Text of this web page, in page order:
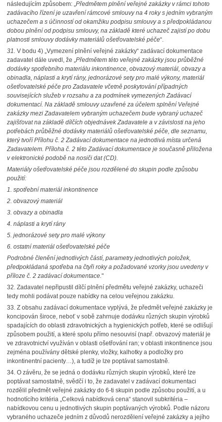
následujícím způsobem: „Předmětem plnění veřejné zakázky v rámci tohoto
zadávacího řízení je uzavření rámcové smlouvy na 4 roky s jedním vybraným
uchazečem a s účinností od okamžiku podpisu smlouvy a s předpokládanou
dobou plnění od podpisu smlouvy, na základě které uchazeč zajistí po dobu
platnosti smlouvy dodávky materiálů ošetřovatelské péče“.
31. V bodu 4) „Vymezení plnění veřejné zakázky“ zadávací dokumentace
zadavatel dále uvedl, že „Předmětem této veřejné zakázky jsou průběžné
dodávky spotřebního materiálu inkontinence, obvazový materiál, obvazy a
obinadla, náplasti a krytí rány, jednorázové sety pro malé výkony, materiál
ošetřovatelské péče pro Zadavatele včetně poskytování případných
souvisejících služeb v rozsahu a za podmínek vymezených Zadávací
dokumentací. Na základě smlouvy uzavřené za účelem splnění Veřejné
zakázky mezi Zadavatelem vybraným uchazečem bude vybraný uchazeč
zajišťovat na základě dílčích objednávek Zadavatele a v závislosti na jeho
potřebách průběžné dodávky materiálů ošetřovatelské péče, dle seznamu,
který tvoří Přílohu č. 2 Zadávací dokumentace na jednotlivá místa určená
Zadavatelem. Příloha č. 2 této Zadávací dokumentace je současně přiložena
v elektronické podobě na nosiči dat (CD).
Materiály ošetřovatelské péče jsou rozdělené do skupin podle způsobu
použití:
1. spotřební materiál inkontinence
2. obvazový materiál
3. obvazy a obinadla
4. náplasti a krytí rány
5. jednorázové sety pro malé výkony
6. ostatní materiál ošetřovatelské péče
Podrobné členění jednotlivých částí, parametry jednotlivých položek,
předpokládaná spotřeba na čtyři roky a požadované vzorky jsou uvedeny v
příloze č. 2 zadávací dokumentace."
32. Zadavatel nepřipustil dílčí plnění předmětu veřejné zakázky, uchazeči
tedy mohli podávat pouze nabídky na celou veřejnou zakázku.
33. Z obsahu zadávací dokumentace vyplývá, že předmět veřejné zakázky je
koncipován široce, neboť v sobě zahrnuje dodávku různých skupin výrobků
spadajících do oblasti zdravotnických a hygienických potřeb, které se odlišují
způsobem použití, a které spolu přímo nesouvisí (např. obvazový materiál je
ve zdravotnictví využíván v oblasti ošetřování ran; v oblasti inkontinence jsou
zejména používány dětské plenky, vložky, kalhotky a podložky pro
inkontinentní pacienty…), a tudíž je lze poptávat samostatně.
34. O závěru, že se jedná o dodávku různých skupin výrobků, které lze
poptávat samostatně, svědčí i to, že zadavatel v zadávací dokumentaci
rozdělil předmět veřejné zakázky do 6-ti skupin podle způsobu použití, a u
hodnotícího kritéria „Celková nabídková cena“ stanovil subkritéria –
nabídkovou cenu u jednotlivých skupin poptávaných výrobků. Podle názoru
vybraného uchazeče jedním z důvodů nerozdělení veřejné zakázky a jejího